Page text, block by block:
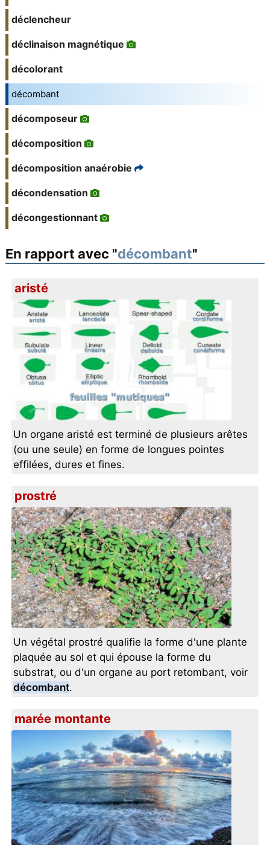
déclencheur
déclinaison magnétique
décolorant
décombant
décomposeur
décomposition
décomposition anaérobie
décondensation
décongestionnant
En rapport avec "décombant"
aristé
Un organe aristé est terminé de plusieurs arêtes
(ou une seule) en forme de longues pointes
effilées, dures et fines.
prostré
Un végétal prostré qualifie la forme d'une plante
plaquée au sol et qui épouse la forme du
substrat, ou d'un organe au port retombant, voir
décombant.
marée montante